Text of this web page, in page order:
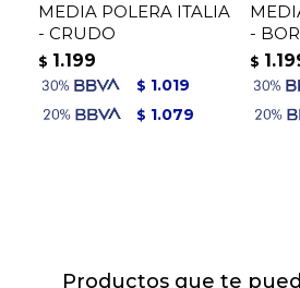
MEDIA POLERA ITALIA
- CRUDO
$ 1.199
$ 1.019
$ 1.079
-
$
Productos que te